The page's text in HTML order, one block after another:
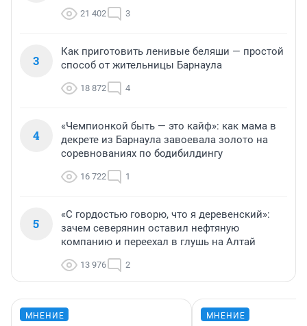
21 402 3
3
Как приготовить ленивые беляши — простой
способ от жительницы Барнаула
18 872 4
4
«Чемпионкой быть — это кайф»: как мама в
декрете из Барнаула завоевала золото на
соревнованиях по бодибилдингу
16 722 1
5
«С гордостью говорю, что я деревенский»:
зачем северянин оставил нефтяную
компанию и переехал в глушь на Алтай
13 976 2
МНЕНИЕ МНЕНИЕ